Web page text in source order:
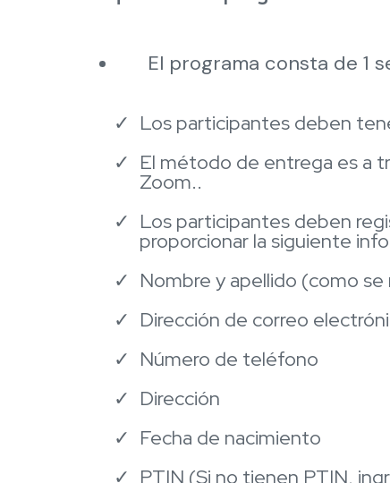
El programa consta de 1
Los participantes deben
El método de entrega es a
Zoom..
Los participantes deben
proporcionar la siguiente
Nombre y apellido (como
Dirección de correo
Número de teléfono
Dirección
Fecha de nacimiento
PTIN (Si no tienen PTIN,